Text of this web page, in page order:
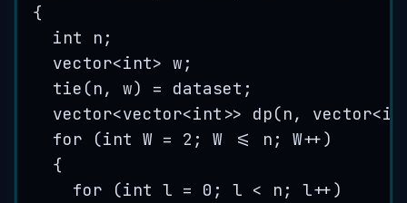
{
int n;
vector<int> w;
tie (n, w) = dataset;
vector<vector<int>> dp(n, vector<
for (int W = 2 ; W <= n; W++)
{
for (int l = 0 ; l < n; l++)